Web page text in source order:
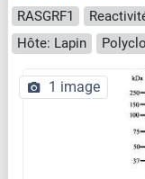
RASGRF1
Hôte: Lapin
1 image